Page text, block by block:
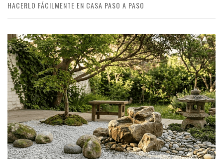
HACERLO FÁCILMENTE EN CASA PASO A PASO